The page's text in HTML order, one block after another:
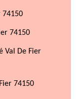
74150
74150
Val De Fier
74150